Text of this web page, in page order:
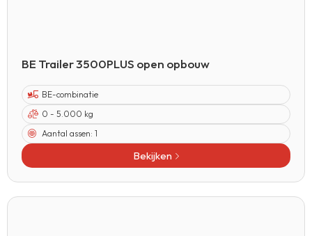
BE Trailer 3500PLUS open opbouw
BE-combinatie
0 - 5.000 kg
Aantal assen: 1
Bekijken